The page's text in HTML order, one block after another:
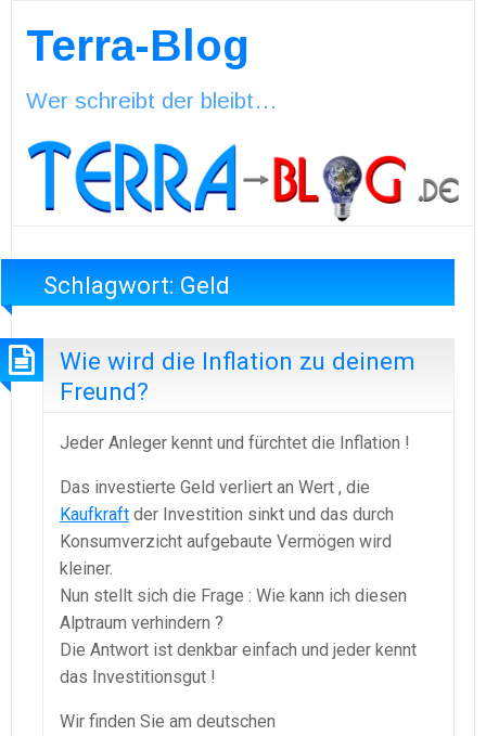
Terra-Blog
Wer schreibt der bleibt…
Schlagwort: Geld
Wie wird die Inflation zu deinem
Freund?
Jeder Anleger kennt und fürchtet die Inflation !
Das investierte Geld verliert an Wert , die
Kaufkraft der Investition sinkt und das durch
Konsumverzicht aufgebaute Vermögen wird
kleiner.
Nun stellt sich die Frage : Wie kann ich diesen
Alptraum verhindern ?
Die Antwort ist denkbar einfach und jeder kennt
das Investitionsgut !
Wir finden Sie am deutschen